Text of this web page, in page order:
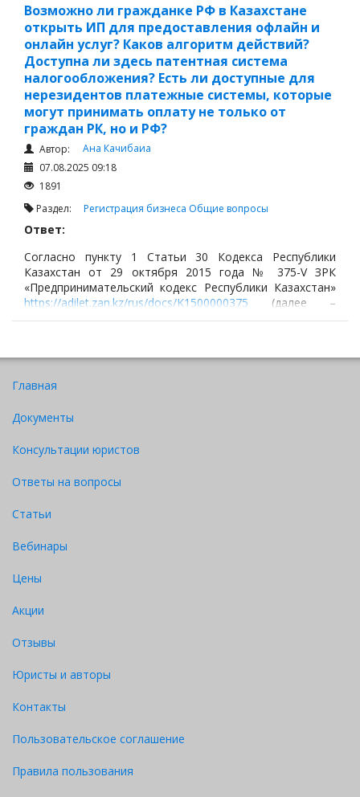
должно получить БИН в следующих случаях если:
Возможно ли гражданке РФ в Казахстане
открыть ИП для предоставления офлайн и
онлайн услуг? Каков алгоритм действий?
Доступна ли здесь патентная система
налогообложения? Есть ли доступные для
нерезидентов платежные системы, которые
могут принимать оплату не только от
граждан РК, но и РФ?
Автор:
Ана Качибаиа
07.08.2025 09:18
1891
Раздел: Регистрация бизнеса Общие вопросы
Ответ:
Согласно пункту 1 Статьи 30 Кодекса Республики
Казахстан от 29 октября 2015 года № 375-V ЗРК
«Предпринимательский кодекс Республики Казахстан»
https://adilet.zan.kz/rus/docs/K1500000375 (далее –
«Предпринимательский кодекс»)
Главная
Документы
Консультации юристов
Ответы на вопросы
Статьи
Вебинары
Цены
Акции
Отзывы
Юристы и авторы
Контакты
Пользовательское соглашение
Правила пользования